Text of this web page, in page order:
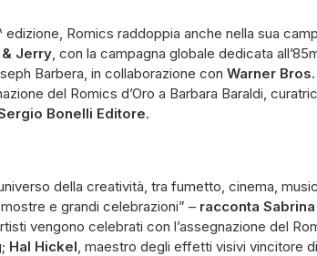
edizione, Romics raddoppia anche nella sua
Jerry, con la campagna globale dedicata
Barbera, in collaborazione con Warner
del Romics d’Oro a Barbara Baraldi,
Bonelli Editore.
della creatività, tra fumetto, cinema,
e grandi celebrazioni” – racconta
vengono celebrati con l’assegnazione del
Hal Hickel, maestro degli effetti visivi vincitore